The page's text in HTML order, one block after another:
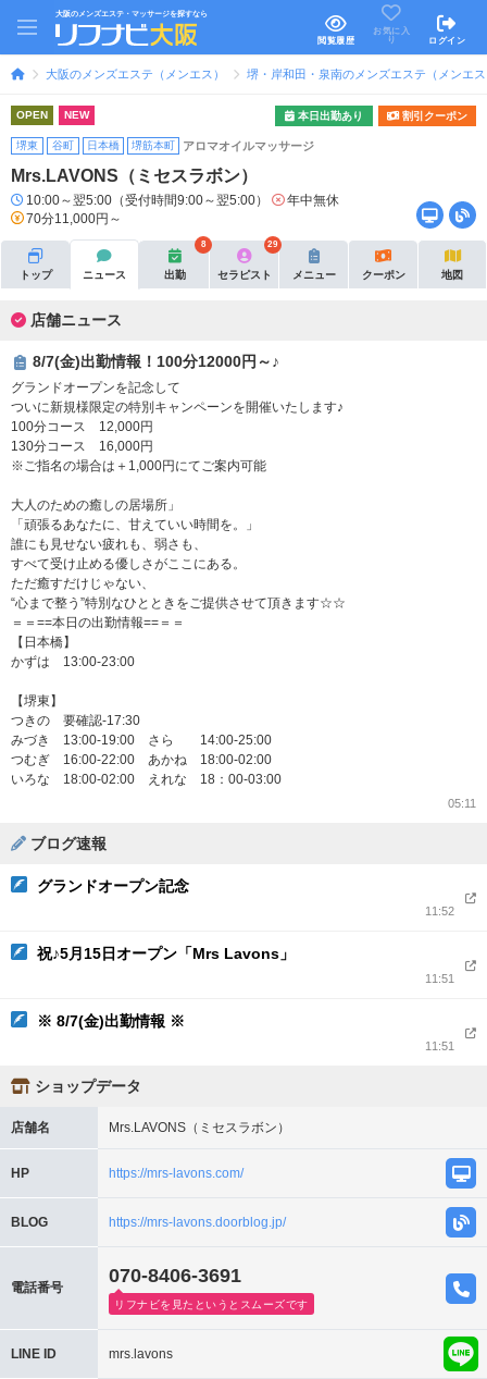
大阪のメンズエステ・マッサージを探すなら
閲覧履歴
お気に入
り
ログイン
大阪のメンズエステ（メンエス） 堺・岸和田・泉南のメンズエステ（メンエ
OPEN NEW 本日出勤あり 割引クーポン
堺東 谷町 日本橋 堺筋本町 アロマオイルマッサージ
Mrs.LAVONS（ミセスラボン）
10:00～翌5:00（受付時間9:00～翌5:00）
年中無休
70分11,000円～
トップ ニュース 出勤
8
セラピスト
29
メニュー クーポン 地図
店舗ニュース
8/7(金)出勤情報！100分12000円～♪
グランドオープンを記念して
ついに新規様限定の特別キャンペーンを開催いたします♪
100分コース 12,000円
130分コース 16,000円
※ご指名の場合は＋1,000円にてご案内可能
大人のための癒しの居場所」
「頑張るあなたに、甘えていい時間を。」
誰にも見せない疲れも、弱さも、
すべて受け止める優しさがここにある。
ただ癒すだけじゃない、
“心まで整う”特別なひとときをご提供させて頂きます☆☆
＝＝==本日の出勤情報==＝＝
【日本橋】
かずは 13:00-23:00
【堺東】
つきの 要確認-17:30
みづき 13:00-19:00 さら 14:00-25:00
つむぎ 16:00-22:00 あかね 18:00-02:00
いろな 18:00-02:00 えれな 18：00-03:00
05:11
ブログ速報
グランドオープン記念
11:52
祝♪5月15日オープン「Mrs Lavons」
11:51
※ 8/7(金)出勤情報 ※
11:51
ショップデータ
店舗名 Mrs.LAVONS（ミセスラボン）
HP https://mrs-lavons.com/
BLOG https://mrs-lavons.doorblog.jp/
電話番号
070-8406-3691
リフナビを見たというとスムーズです
LINE ID mrs.lavons